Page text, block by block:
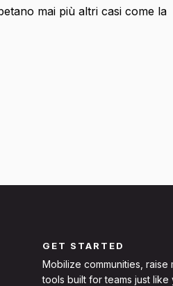
mai più altri casi come la
GET STARTED
Mobilize communities,
tools built for teams just like